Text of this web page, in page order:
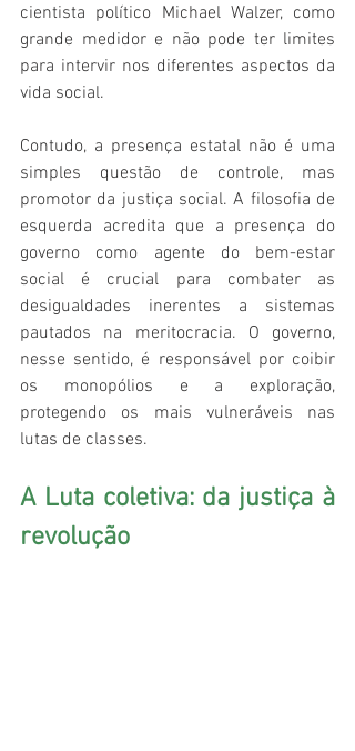
cientista político Michael Walzer, como
grande medidor e não pode ter limites
para intervir nos diferentes aspectos da
vida social.
Contudo, a presença estatal não é uma
simples questão de controle, mas
promotor da justiça social. A filosofia de
esquerda acredita que a presença do
governo como agente do bem-estar
social é crucial para combater as
desigualdades inerentes a sistemas
pautados na meritocracia. O governo,
nesse sentido, é responsável por coibir
os monopólios e a exploração,
protegendo os mais vulneráveis nas
lutas de classes.
A Luta coletiva: da justiça à
revolução